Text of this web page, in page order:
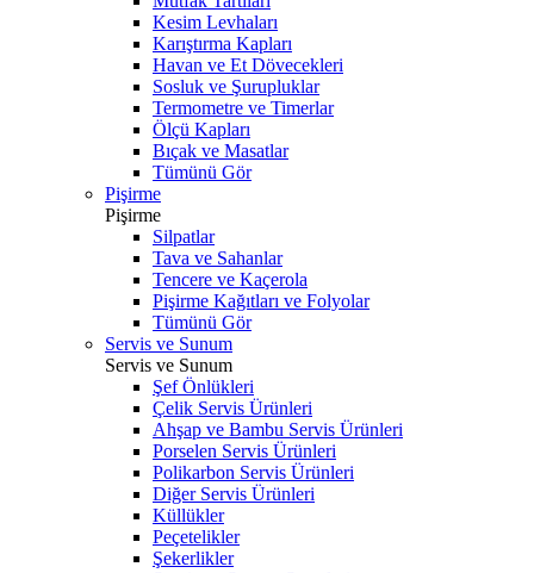
Kesim Levhaları
Karıştırma Kapları
Havan ve Et Dövecekleri
Sosluk ve Şurupluklar
Termometre ve Timerlar
Ölçü Kapları
Bıçak ve Masatlar
Tümünü Gör
Pişirme
Pişirme
Silpatlar
Tava ve Sahanlar
Tencere ve Kaçerola
Pişirme Kağıtları ve Folyolar
Tümünü Gör
Servis ve Sunum
Servis ve Sunum
Şef Önlükleri
Çelik Servis Ürünleri
Ahşap ve Bambu Servis Ürünleri
Porselen Servis Ürünleri
Polikarbon Servis Ürünleri
Diğer Servis Ürünleri
Küllükler
Peçetelikler
Şekerlikler